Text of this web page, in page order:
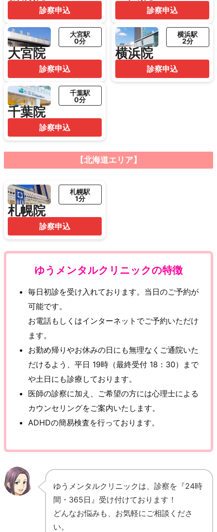
診察申込 診察申込
大宮院
大宮駅
0分
診察申込
横浜院
横浜駅
2分
診察申込
千葉院
千葉駅
0分
診察申込
【北海道エリア】
札幌院
札幌駅
1分
診察申込
ゆうメンタルクリニックの特徴
毎日初診を受け入れております。当日のご予約が
可能です。
お電話もしくはインターネットでご予約いただけ
ます。
お勤め帰りやお休みの日にも無理なくご通院いた
だけるよう、平日 19時（最終受付 18：30）まで
や土日にも診療しております。
医師の診察に加え、ご希望の方には心理士による
カウンセリングをご案内いたします。
ADHDの簡易検査を行っております。
ゆうメンタルクリニックは、診察を『24時
間・365日』受け付けております！
どんなお悩みも、お気軽にご相談くださ
い。